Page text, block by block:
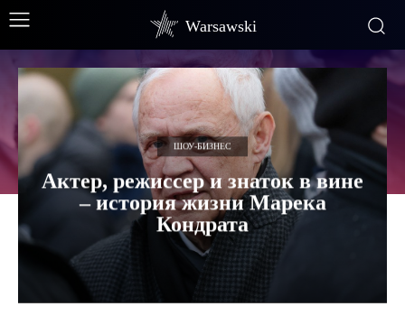
Warsawski
ШОУ-БИЗНЕС
Актер, режиссер и знаток в вине
– история жизни Марека
Кондрата